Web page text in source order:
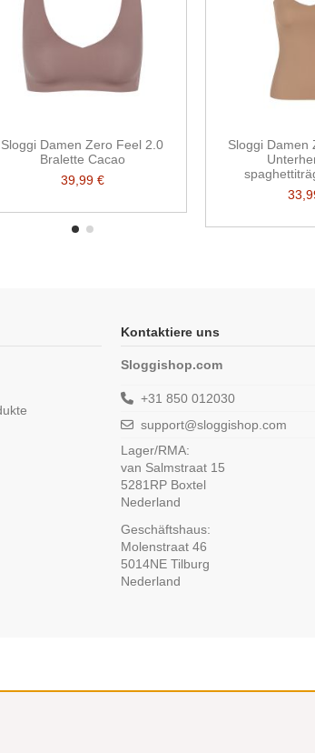
Sloggi Damen Zero Feel 2.0
Bralette Cacao
39,99 €
Sloggi Damen
Kontaktiere uns
Sloggishop.com
+31 850 012030
support@sloggishop.com
Lager/RMA:
van Salmstraat 15
5281RP Boxtel
Nederland
Geschäftshaus:
Molenstraat 46
5014NE Tilburg
Nederland